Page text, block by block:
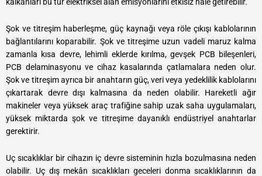
Şok ve titreşim haberleşme, güç kaynağı veya röle çıkışı kablolarının
bağlantılarını koparabilir. Şok ve titreşime uzun vadeli maruz kalma
zamanla kısa devre, lehimli eklerde kırılma, gevşek PCB bileşenleri,
PCB delaminasyonu ve cihaz kasalarında çatlamalara neden olur.
Şok ve titreşim ayrıca bir anahtarın güç, veri veya yedeklilik kablolarını
çıkartarak devre dışı kalmasına da neden olabilir. Hareketli ağır
makineler veya yüksek araç trafiğine sahip uzak saha uygulamaları,
yüksek miktarda şok ve titreşime dayanıklı endüstriyel anahtarlar
gerektirir.
Uç sıcaklıklar bir cihazın iç devre sisteminin hızla bozulmasına neden
olabilir. Uç dış mekân sıcaklıkları geceleri donma sıcaklıklarının da